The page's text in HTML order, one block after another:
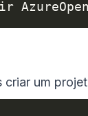
criar um